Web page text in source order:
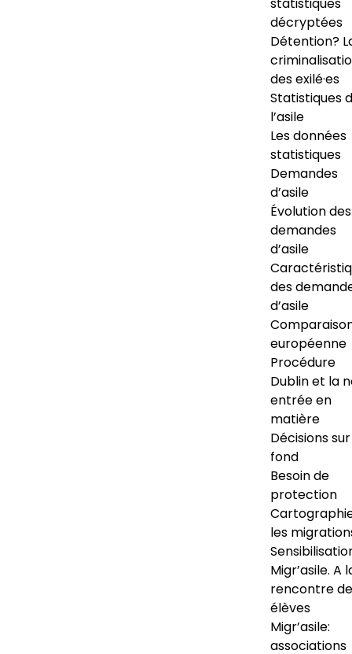
décryptées
Détention?
des exilé·es
Statistiques
l’asile
Les données
statistiques
Demandes
d’asile
Évolution des
demandes
d’asile
des
d’asile
européenne
Procédure
Dublin et la
entrée en
matière
Décisions
fond
Besoin de
protection
les
Migr’asile. A
rencontre
élèves
Migr’asile:
associations